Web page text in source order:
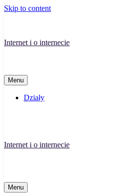
Skip to content
Internet i o internecie
Menu
Działy
Internet i o internecie
Menu